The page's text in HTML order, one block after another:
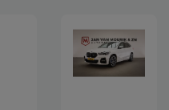
Bekijk deze